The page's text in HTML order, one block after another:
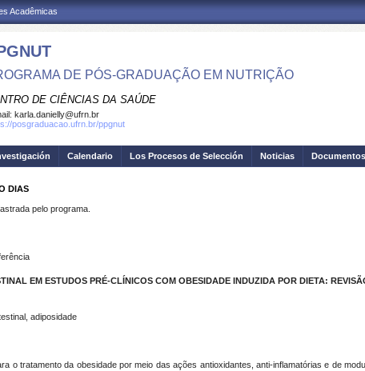
Acadêmicas
DE PÓS-GRADUAÇÃO EM NUTRIÇÃO
DE CIÊNCIAS DA SAÚDE
karla.danielly@ufrn.br
posgraduacao.ufrn.br/ppgnut
Calendario Los Procesos de Selección Noticias Documentos
DIAS
pelo programa.
EM ESTUDOS PRÉ-CLÍNICOS COM OBESIDADE INDUZIDA POR DIETA:
adiposidade
o tratamento da obesidade por meio das ações antioxidantes, anti-inflamatórias e de